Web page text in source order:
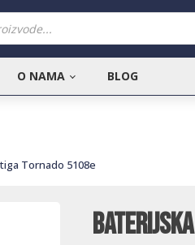
O NAMA BLOG
Tornado 5108e